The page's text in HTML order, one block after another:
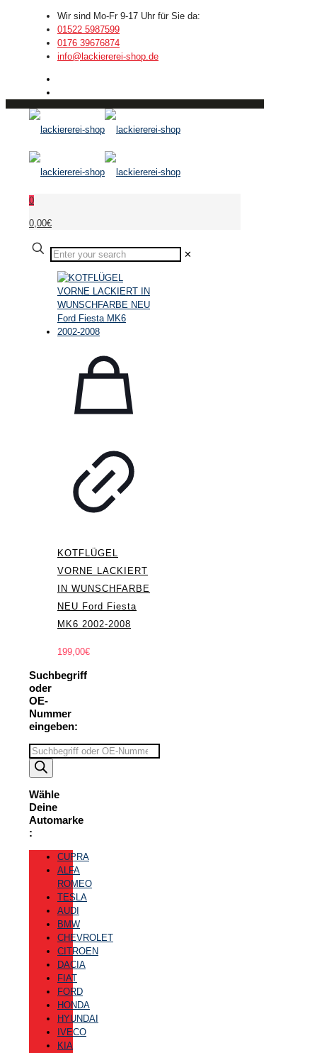
Wir sind Mo-Fr 9-17 Uhr für Sie da:
01522 5987599
0176 39676874
info@lackiererei-shop.de
0
0,00€
✕
KOTFLÜGEL
VORNE LACKIERT
IN WUNSCHFARBE
NEU Ford Fiesta
MK6 2002-2008
199,00€
Suchbegriff
oder
OE-
Nummer
eingeben:
Suchbegriff
eingeben
Wähle
Deine
Automarke
:
CUPRA
ALFA
ROMEO
TESLA
AUDI
BMW
CHEVROLET
CITROEN
DACIA
FIAT
FORD
HONDA
HYUNDAI
IVECO
KIA